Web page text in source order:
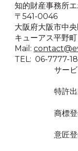
知的財産事務所
〒541-0046
大阪府大阪市中
キューアス平野
Mail:
TEL: 06-7777-
サー
特許
商標
意匠